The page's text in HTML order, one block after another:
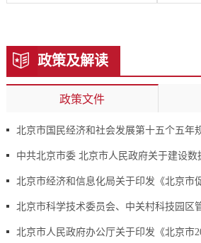
联系电话：010-55529965
2.邮政寄送
收件人：市重大项目办秘书行政处
地址：北京市通州区宏安街2号院3号楼
传真号码：010-55572830
其他：请注明“政府信息公开申请”字样
政策及解读
政策文件
北京市国民经济和社会发展第十五个五年
中共北京市委 北京市人民政府关于建设数据要素综合试验区 深化数据要素市场化配置改
北京市经济和信息化局关于印发《北京市促进高精尖产业高水平对外开放行动方案（2025
北京市科学技术委员会、中关村科技园区管理委员会等3部门关于印发《北京市加快推动“人工智能+新材料”创新发展行动计划（2025-
北京市人民政府办公厅关于印发《北京市2025年重要民生实事项